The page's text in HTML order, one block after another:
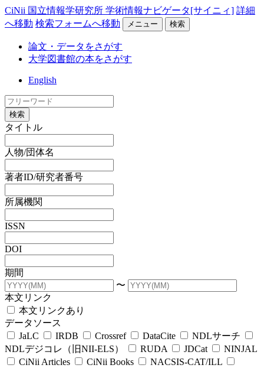
CiNii 国立情報学研究所 学術情報ナビゲータ[サイニィ] 詳細
へ移動 検索フォームへ移動 メニュー 検索
論文・データをさがす
大学図書館の本をさがす
English
検索
タイトル
人物/団体名
著者ID/研究者番号
所属機関
ISSN
DOI
期間
〜
本文リンク
本文リンクあり
データソース
JaLC
IRDB Crossref DataCite
NDLサーチ
NDLデジコレ（旧NII-ELS）
RUDA JDCat
NINJAL
CiNii Articles
CiNii Books
NACSIS-CAT/ILL